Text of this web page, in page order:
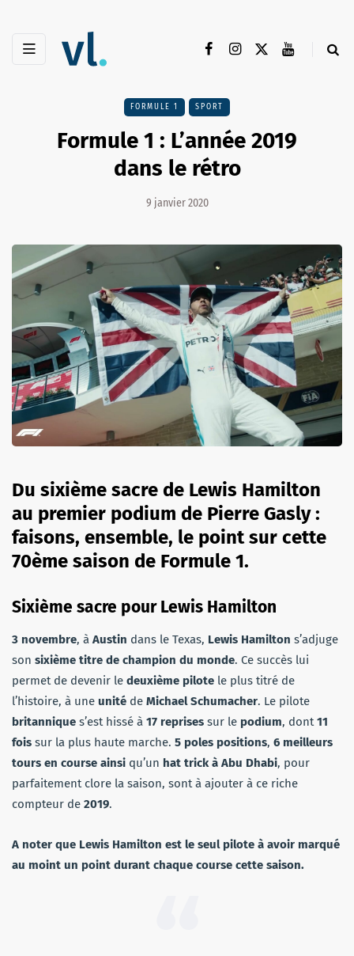
FORMULE 1 SPORT
Formule 1 : L’année 2019
dans le rétro
9 janvier 2020
Du sixième sacre de Lewis Hamilton
au premier podium de Pierre Gasly :
faisons, ensemble, le point sur cette
70ème saison de Formule 1.
Sixième sacre pour Lewis Hamilton
3 novembre, à Austin dans le Texas, Lewis Hamilton s’adjuge
son sixième titre de champion du monde. Ce succès lui
permet de devenir le deuxième pilote le plus titré de
l’histoire, à une unité de Michael Schumacher. Le pilote
britannique s’est hissé à 17 reprises sur le podium, dont11
fois sur la plus haute marche. 5 poles positions, 6 meilleurs
tours en course ainsi qu’un hat trick à Abu Dhabi, pour
parfaitement clore la saison, sont à ajouter à ce riche
compteur de 2019.
A noter que Lewis Hamilton est le seul pilote à avoir marqué
au moint un point durant chaque course cette saison.